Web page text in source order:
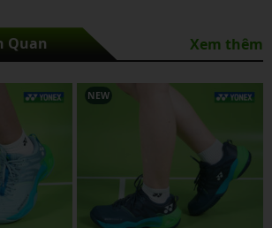
Quan Xem thêm
NEW